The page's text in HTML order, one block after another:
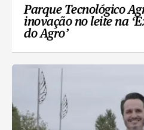
Parque Tecnológico
inovação no leite na
do Agro’